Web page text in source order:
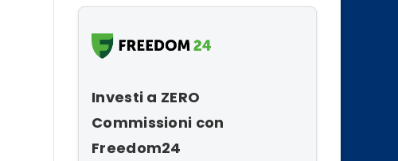
Investi a ZERO
Commissioni con
Freedom24